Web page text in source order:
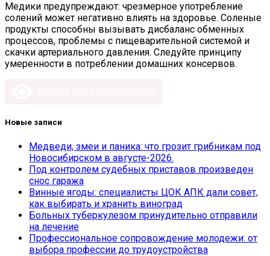
Медики предупреждают: чрезмерное употребление
солений может негативно влиять на здоровье. Соленые
продукты способны вызывать дисбаланс обменных
процессов, проблемы с пищеварительной системой и
скачки артериального давления. Следуйте принципу
умеренности в потреблении домашних консервов.
Новые записи
Медведи, змеи и паника: что грозит грибникам под
Новосибирском в августе-2026.
Под контролем судебных приставов произведен
снос гаража
Винные ягоды: специалисты ЦОК АПК дали совет,
как выбирать и хранить виноград
Больных туберкулезом принудительно отправили
на лечение
Профессиональное сопровождение молодежи: от
выбора профессии до трудоустройства